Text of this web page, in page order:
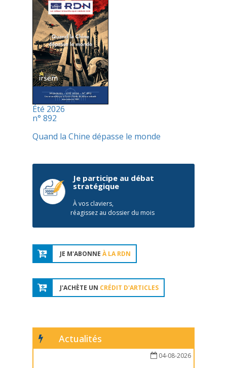
Été 2026
n° 892
Quand la Chine dépasse le monde
Je participe au débat
stratégique
À vos claviers,
réagissez au dossier du mois
JE M'ABONNE À LA RDN
J'ACHÈTE UN CRÉDIT D'ARTICLES
Actualités
04-08-2026